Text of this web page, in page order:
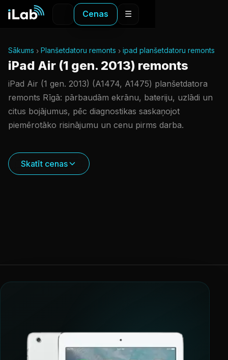
Cenas ☰
Sākums Planšetdatoru remonts ipad planšetdatoru remonts
iPad Air (1 gen. 2013) remonts
iPad Air (1 gen. 2013) (A1474, A1475) planšetdatora
remonts Rīgā: pārbaudām ekrānu, bateriju, uzlādi un
citus bojājumus, pēc diagnostikas saskaņojot
piemērotāko risinājumu un cenu pirms darba.
Skatīt cenas